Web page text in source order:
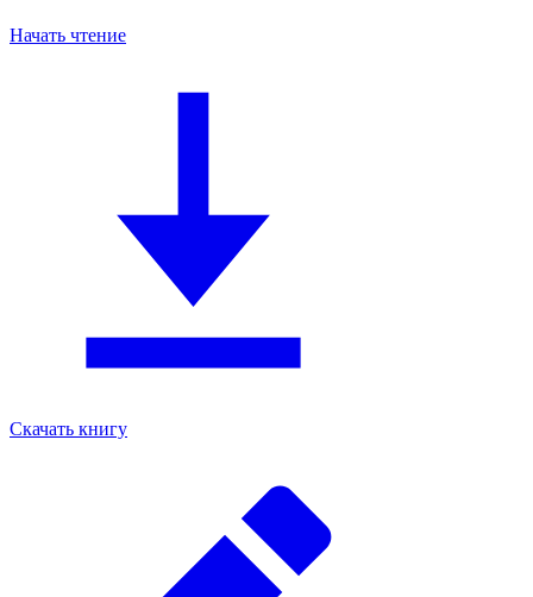
Начать чтение
Скачать книгу